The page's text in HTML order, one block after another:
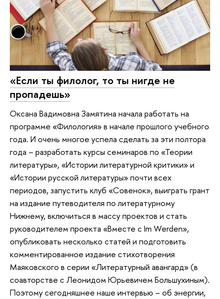
«Если ты филолог, то ты нигде не
пропадешь»
Оксана Вадимовна Замятина начала работать на
программе «Филология» в начале прошлого учебного
года. И очень многое успела сделать за эти полтора
года – разработать курсы семинаров по «Теории
литературы», «Истории литературной критики» и
«Истории русской литературы» почти всех
периодов, запустить клуб «Совенок», выиграть грант
на издание путеводителя по литературному
Нижнему, включиться в массу проектов и стать
руководителем проекта «Вместе с Im Werden»,
опубликовать несколько статей и подготовить
комментированное издание стихотворения
Маяковского в серии «Литературный авангард» (в
соавторстве с Леонидом Юрьевичем Большухиным).
Поэтому сегодняшнее наше интервью – об энергии,